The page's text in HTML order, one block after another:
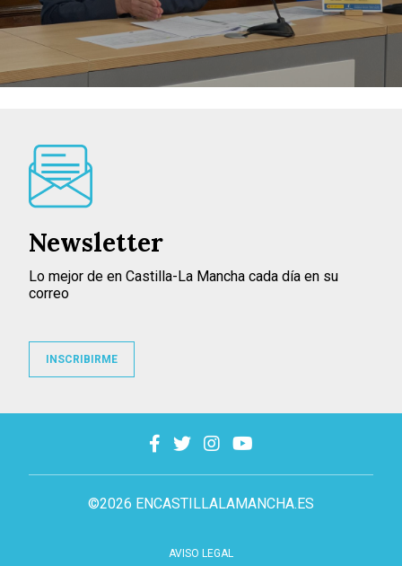
©2026 ENCASTILLALAMANCHA.ES
AVISO LEGAL
Newsletter
Lo mejor de en Castilla-La Mancha cada día en su
correo
INSCRIBIRME